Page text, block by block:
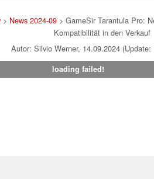
> News 2024-09> GameSir Tarantula Pro:
Kompatibilität in den Verkauf
Autor: Silvio Werner, 14.09.2024 (Update:
loading failed!